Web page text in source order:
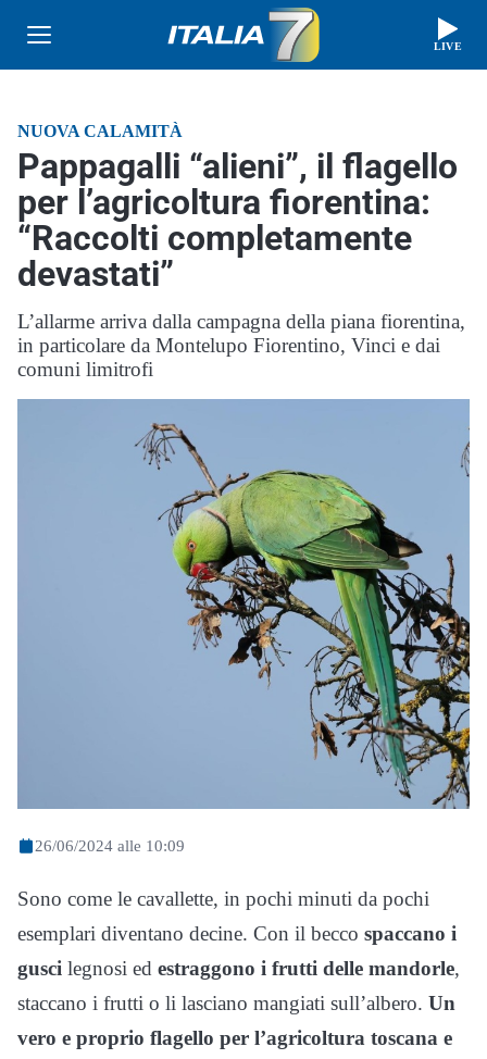
LIVE
NUOVA CALAMITÀ
Pappagalli “alieni”, il flagello
per l’agricoltura fiorentina:
“Raccolti completamente
devastati”
L’allarme arriva dalla campagna della piana fiorentina,
in particolare da Montelupo Fiorentino, Vinci e dai
comuni limitrofi
26/06/2024 alle 10:09
Sono come le cavallette, in pochi minuti da pochi
esemplari diventano decine. Con il becco spaccano i
gusci legnosi ed estraggono i frutti delle mandorle,
staccano i frutti o li lasciano mangiati sull’albero. Un
vero e proprio flagello per l’agricoltura toscana e